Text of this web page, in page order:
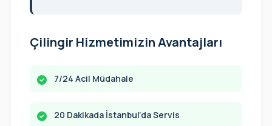
Çilingir Hizmetimizin Avantajları
7/24 Acil Müdahale
20 Dakikada İstanbul’da Servis